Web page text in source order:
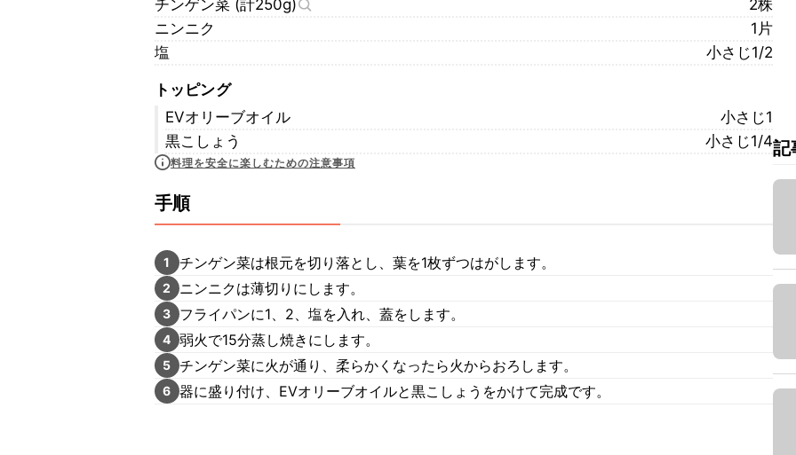
チンゲン菜 (計250g)
2株
ニンニク
1片
塩
小さじ1/2
トッピング
EVオリーブオイル
小さじ1
黒こしょう
小さじ1/4
料理を安全に楽しむための注意事項
手順
1 チンゲン菜は根元を切り落とし、葉を1枚ずつはがします。
2 ニンニクは薄切りにします。
3 フライパンに1、2、塩を入れ、蓋をします。
4 弱火で15分蒸し焼きにします。
5 チンゲン菜に火が通り、柔らかくなったら火からおろします。
6 器に盛り付け、EVオリーブオイルと黒こしょうをかけて完成です。
記